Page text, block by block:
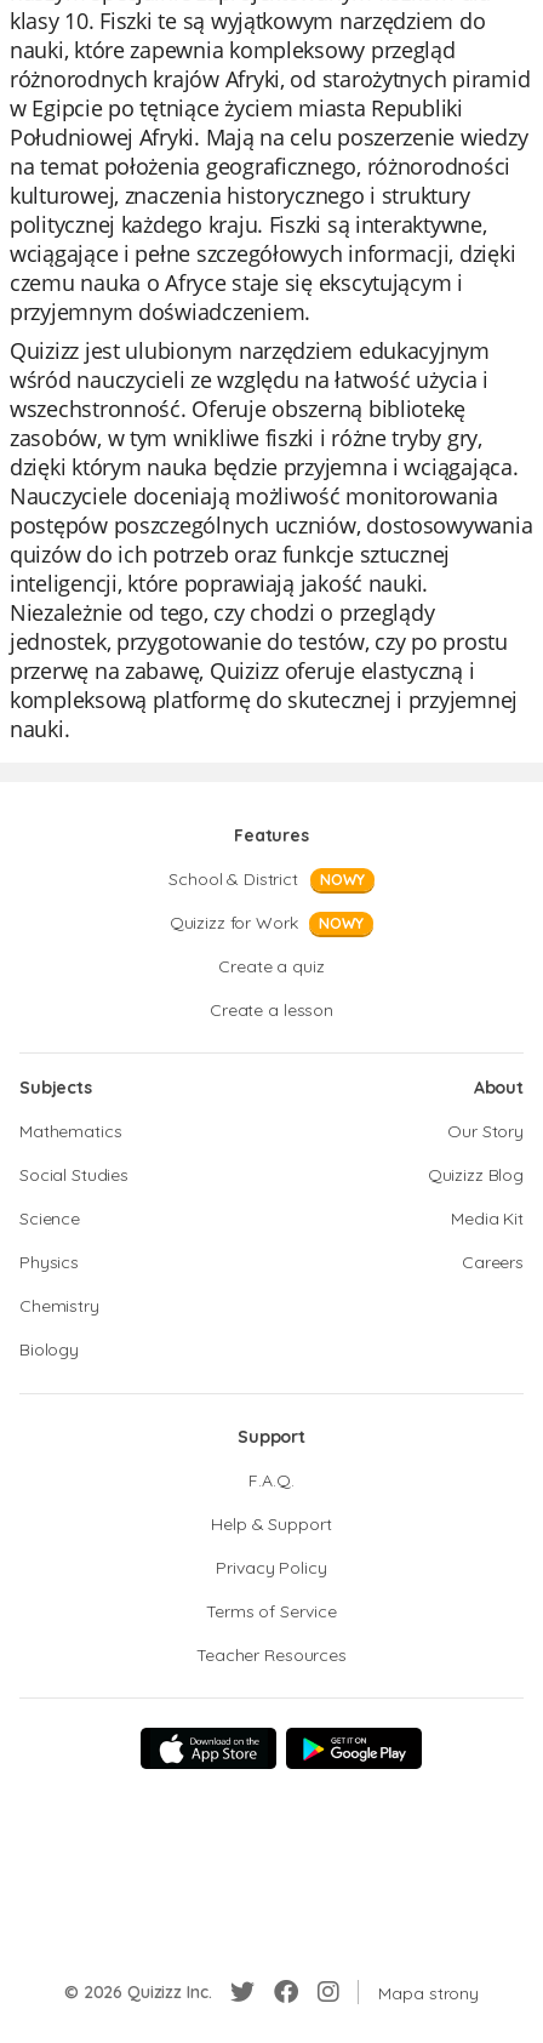
klasy 10. Fiszki te są wyjątkowym narzędziem do
nauki, które zapewnia kompleksowy przegląd
różnorodnych krajów Afryki, od starożytnych piramid
w Egipcie po tętniące życiem miasta Republiki
Południowej Afryki. Mają na celu poszerzenie wiedzy
na temat położenia geograficznego, różnorodności
kulturowej, znaczenia historycznego i struktury
politycznej każdego kraju. Fiszki są interaktywne,
wciągające i pełne szczegółowych informacji, dzięki
czemu nauka o Afryce staje się ekscytującym i
przyjemnym doświadczeniem.
Quizizz jest ulubionym narzędziem edukacyjnym
wśród nauczycieli ze względu na łatwość użycia i
wszechstronność. Oferuje obszerną bibliotekę
zasobów, w tym wnikliwe fiszki i różne tryby gry,
dzięki którym nauka będzie przyjemna i wciągająca.
Nauczyciele doceniają możliwość monitorowania
postępów poszczególnych uczniów, dostosowywania
quizów do ich potrzeb oraz funkcje sztucznej
inteligencji, które poprawiają jakość nauki.
Niezależnie od tego, czy chodzi o przeglądy
jednostek, przygotowanie do testów, czy po prostu
przerwę na zabawę, Quizizz oferuje elastyczną i
kompleksową platformę do skutecznej i przyjemnej
nauki.
Features
School & District
NOWY
Quizizz for Work NOWY
Create a quiz
Create a lesson
Subjects
Mathematics
Social Studies
Science
Physics
Chemistry
Biology
About
Our Story
Quizizz Blog
Media Kit
Careers
Support
F.A.Q.
Help & Support
Privacy Policy
Terms of Service
Teacher Resources
© 2026 Quizizz Inc. Mapa strony